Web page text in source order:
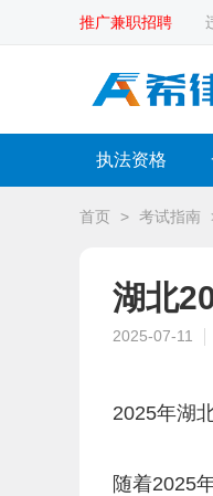
推广兼职招聘
执法资格
首页 > 考试指南
湖北
2025-07-11
2025年湖
随着2025